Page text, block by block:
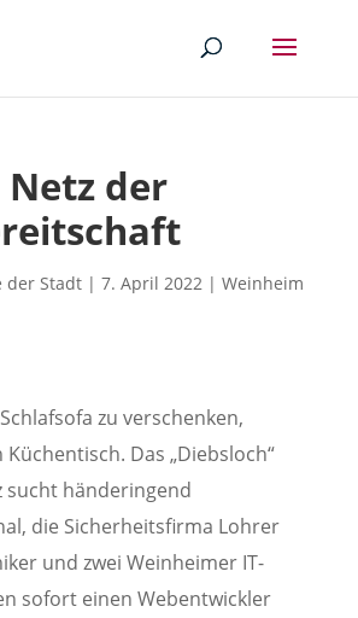
Netz der
der Stadt| 7. April 2022| Weinheim
zu verschenken,
Küchentisch. Das „Diebsloch“
sucht händeringend
die Sicherheitsfirma Lohrer
und zwei Weinheimer IT-
sofort einen Webentwickler